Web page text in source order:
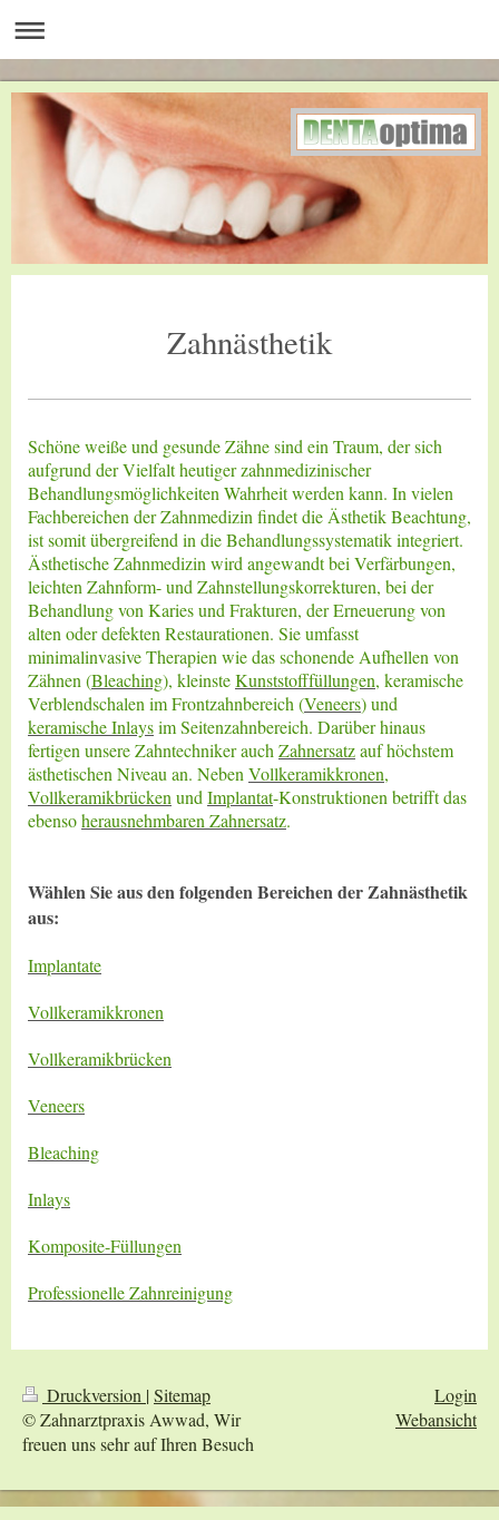
Zahnästhetik
Schöne weiße und gesunde Zähne sind ein Traum, der sich
aufgrund der Vielfalt heutiger zahnmedizinischer
Behandlungsmöglichkeiten Wahrheit werden kann. In vielen
Fachbereichen der Zahnmedizin findet die Ästhetik Beachtung,
ist somit übergreifend in die Behandlungssystematik integriert.
Ästhetische Zahnmedizin wird angewandt bei Verfärbungen,
leichten Zahnform- und Zahnstellungskorrekturen, bei der
Behandlung von Karies und Frakturen, der Erneuerung von
alten oder defekten Restaurationen. Sie umfasst
minimalinvasive Therapien wie das schonende Aufhellen von
Zähnen (Bleaching), kleinsteKunststofffüllungen, keramische
Verblendschalen im Frontzahnbereich (Veneers) und
keramische Inlaysim Seitenzahnbereich. Darüber hinaus
fertigen unsere Zahntechniker auch Zahnersatzauf höchstem
ästhetischen Niveau an. Neben Vollkeramikkronen,
Vollkeramikbrücken und Implantat-Konstruktionen betrifft das
ebensoherausnehmbaren Zahnersatz.
Wählen Sie aus den folgenden Bereichen der Zahnästhetik
aus:
Implantate
Vollkeramikkronen
Vollkeramikbrücken
Veneers
Bleaching
Inlays
Komposite-Füllungen
Professionelle Zahnreinigung
Druckversion |Sitemap
© Zahnarztpraxis Awwad, Wir
freuen uns sehr auf Ihren Besuch
Login
Webansicht